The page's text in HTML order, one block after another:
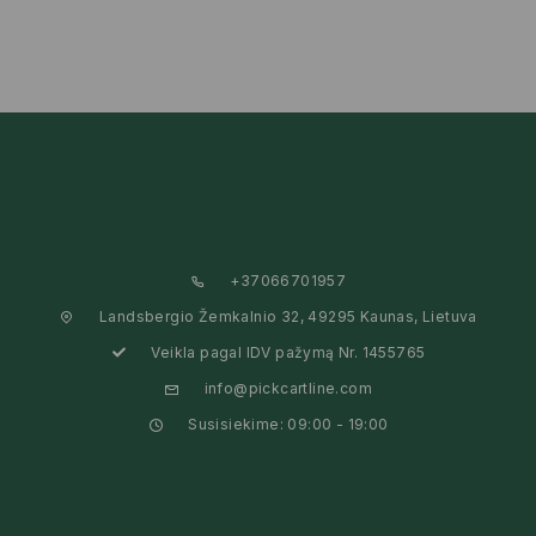
+37066701957
Landsbergio Žemkalnio 32, 49295 Kaunas, Lietuva
Veikla pagal IDV pažymą Nr. 1455765
info@pickcartline.com
Susisiekime: 09:00 - 19:00